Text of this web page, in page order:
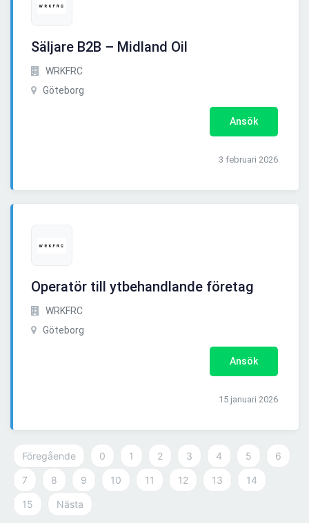
Säljare B2B – Midland Oil
WRKFRC
Göteborg
Ansök
3 februari 2026
Operatör till ytbehandlande företag
WRKFRC
Göteborg
Ansök
15 januari 2026
Föregående 0 1 2 3 4 5 6
7 8 9 10 11 12 13 14
15 Nästa